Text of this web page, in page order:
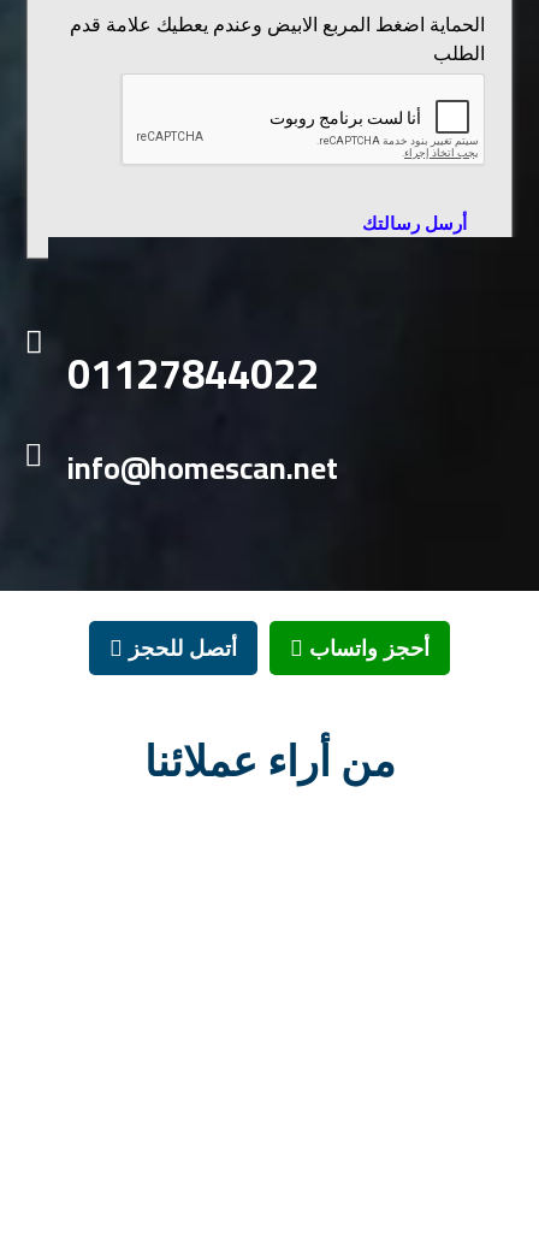
الحماية اضغط المربع الابيض وعندم يعطيك علامة قدم
الطلب
أرسل رسالتك
01127844022
info@homescan.net
أحجز واتساب أتصل للحجز
من أراء عملائنا